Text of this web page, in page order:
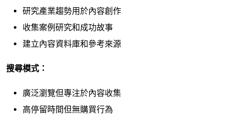
研究產業趨勢用於內容創作
收集案例研究和成功故事
建立內容資料庫和參考來源
搜尋模式：
廣泛瀏覽但專注於內容收集
高停留時間但無購買行為